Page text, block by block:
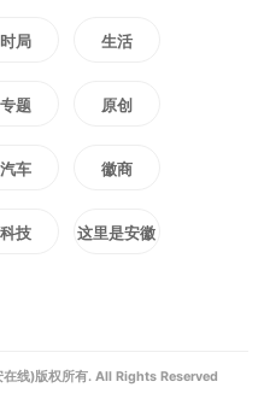
基层。
动的系列宣传
传全域覆盖。
控烟宣传常态
化全民控烟意
时局 生活
专题 原创
汽车 徽商
科技 这里是安徽
线)版权所有. All Rights Reserved